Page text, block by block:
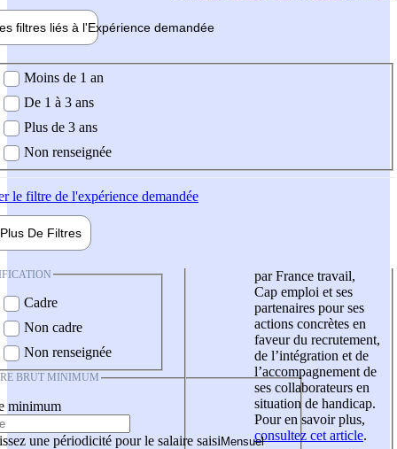
filtres liés à l'Expérience demandée
demandée
Moins de 1 an
De 1 à 3 ans
Plus de 3 ans
Non renseignée
le filtre de l'expérience demandée
Plus De Filtres
Cadre
Non cadre
Non renseignée
BRUT MINIMUM
minimum
une périodicité pour le salaire saisi
par France travail,
Cap emploi et ses
partenaires pour ses
actions concrètes en
faveur du recrutement,
de l’intégration et de
l’accompagnement de
ses collaborateurs en
situation de handicap.
Pour en savoir plus,
consultez cet article.